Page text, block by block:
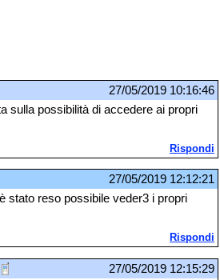
27/05/2019 10:16:46
sulla possibilità di accedere ai propri
Rispondi
27/05/2019 12:12:21
stato reso possibile veder3 i propri
Rispondi
27/05/2019 12:15:29